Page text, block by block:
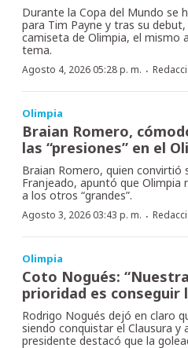
Durante la Copa del Mundo se
para Tim Payne y tras su
camiseta de Olimpia, el mismo
tema.
Agosto 4, 2026 05:28 p. m. ·
Olimpia
Braian Romero,
las “presiones” en el
Braian Romero, quien convirtió
Franjeado, apuntó que Olimpia
a los otros “grandes”.
Agosto 3, 2026 03:43 p. m. ·
Olimpia
Coto Nogués: “Nuestra
prioridad es conseguir
Rodrigo Nogués dejó en claro
siendo conquistar el Clausura y
presidente destacó que la